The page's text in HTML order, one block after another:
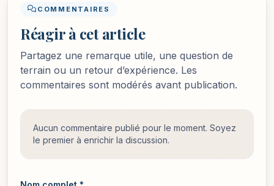
COMMENTAIRES
Réagir à cet article
Partagez une remarque utile, une question de
terrain ou un retour d’expérience. Les
commentaires sont modérés avant publication.
Aucun commentaire publié pour le moment. Soyez
le premier à enrichir la discussion.